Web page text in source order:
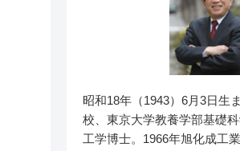
昭和18年（1943）6月3日生
校、東京大学教養学部基礎科
工学博士。1966年旭化成工